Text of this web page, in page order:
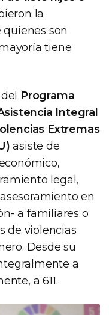
la
son
tiene
Programa
Integral
Extremas
asiste de
legal,
en
a familiares o
de violencias
Desde su
a
a 611.